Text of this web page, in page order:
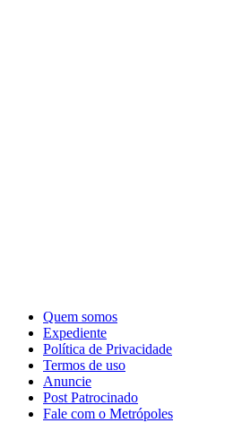
Quem somos
Expediente
Política de Privacidade
Termos de uso
Anuncie
Post Patrocinado
Fale com o Metrópoles